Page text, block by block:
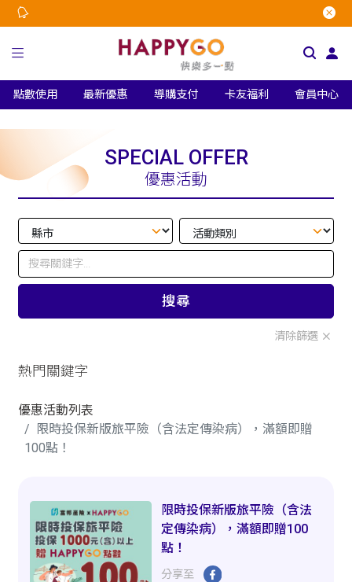
點數使用 最新優惠 導購支付 卡友福利 會員中心
SPECIAL OFFER
優惠活動
搜尋
清除篩選
熱門關鍵字
優惠活動列表
限時投保新版旅平險（含法定傳染病），滿額即贈
100點！
限時投保新版旅平險（含法
定傳染病），滿額即贈100
點！
分享至